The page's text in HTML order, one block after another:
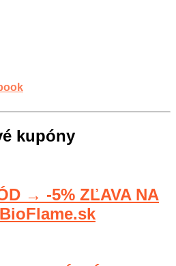
kupóny
→ -5% ZĽAVA NA